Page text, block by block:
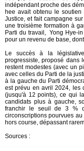
indépendant proche des
hee avait obtenu le
Justice, et fait campagne
une troisième formation à
Parti du travail, Yong Hye-
pour un revenu de base,
Le succès à la
progressiste, proposé dans
restent modestes (avec un
avec celles du Parti de la
à la gauche du Parti
est prévu en avril 2024, les
(jusqu'à 12 points), ce qui
candidats plus à gauche,
franchir le seuil de 3 %
circonscriptions pourvues
hors course, dépassant
Sources :